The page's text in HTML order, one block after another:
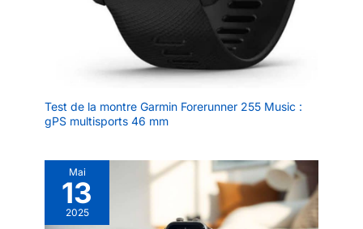
Test de la montre Garmin Forerunner 255 Music :
gPS multisports 46 mm
Mai
13
2025